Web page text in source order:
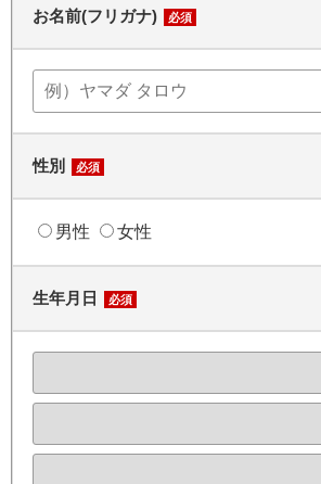
お名前(フリガナ) 必須
性別 必須
男性 女性
生年月日 必須